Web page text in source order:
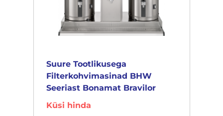
Suure Tootlikusega
Filterkohvimasinad BHW
Seeriast Bonamat Bravilor
Küsi hinda